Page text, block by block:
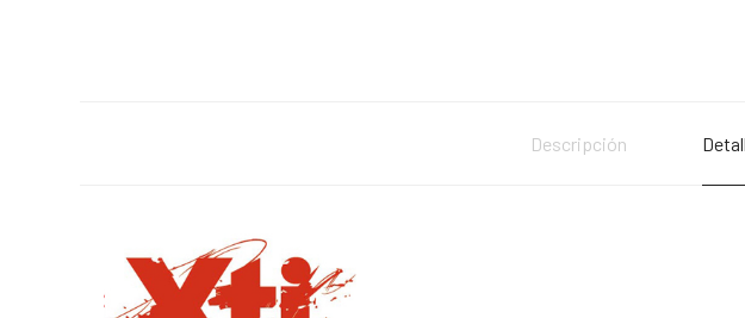
Descripción